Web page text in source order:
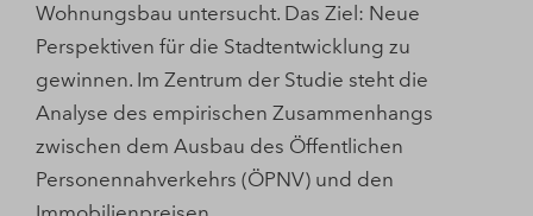
Wohnungsbau untersucht. Das Ziel: Neue
Perspektiven für die Stadtentwicklung zu
gewinnen. Im Zentrum der Studie steht die
Analyse des empirischen Zusammenhangs
zwischen dem Ausbau des Öffentlichen
Personennahverkehrs (ÖPNV) und den